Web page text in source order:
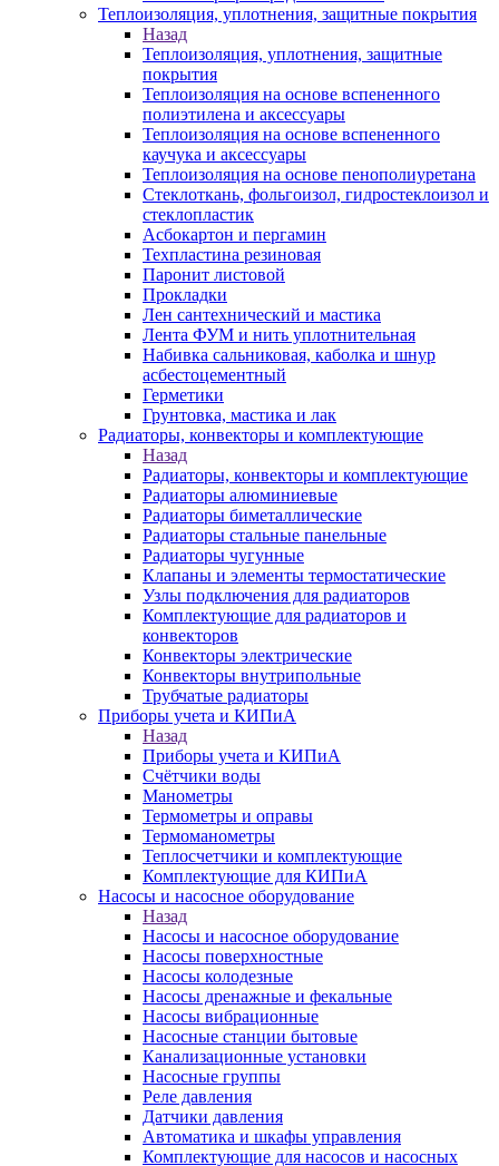
Теплоизоляция, уплотнения, защитные покрытия
Назад
Теплоизоляция, уплотнения, защитные
покрытия
Теплоизоляция на основе вспененного
полиэтилена и аксессуары
Теплоизоляция на основе вспененного
каучука и аксессуары
Теплоизоляция на основе пенополиуретана
Стеклоткань, фольгоизол, гидростеклоизол и
стеклопластик
Асбокартон и пергамин
Техпластина резиновая
Паронит листовой
Прокладки
Лен сантехнический и мастика
Лента ФУМ и нить уплотнительная
Набивка сальниковая, каболка и шнур
асбестоцементный
Герметики
Грунтовка, мастика и лак
Радиаторы, конвекторы и комплектующие
Назад
Радиаторы, конвекторы и комплектующие
Радиаторы алюминиевые
Радиаторы биметаллические
Радиаторы стальные панельные
Радиаторы чугунные
Клапаны и элементы термостатические
Узлы подключения для радиаторов
Комплектующие для радиаторов и
конвекторов
Конвекторы электрические
Конвекторы внутрипольные
Трубчатые радиаторы
Приборы учета и КИПиА
Назад
Приборы учета и КИПиА
Счётчики воды
Манометры
Термометры и оправы
Термоманометры
Теплосчетчики и комплектующие
Комплектующие для КИПиА
Насосы и насосное оборудование
Назад
Насосы и насосное оборудование
Насосы поверхностные
Насосы колодезные
Насосы дренажные и фекальные
Насосы вибрационные
Насосные станции бытовые
Канализационные установки
Насосные группы
Реле давления
Датчики давления
Автоматика и шкафы управления
Комплектующие для насосов и насосных